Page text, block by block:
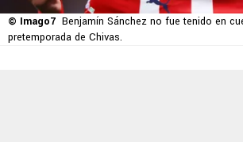
© Imago7 Benjamín Sánchez no fue tenido en
pretemporada de Chivas.